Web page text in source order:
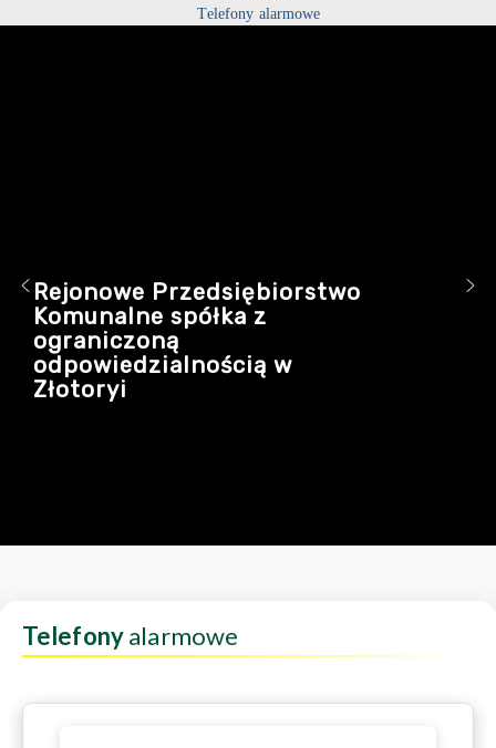
Telefony alarmowe
Rejonowe Przedsiębiorstwo
Komunalne spółka z
ograniczoną
odpowiedzialnością w
Złotoryi
Telefonyalarmowe